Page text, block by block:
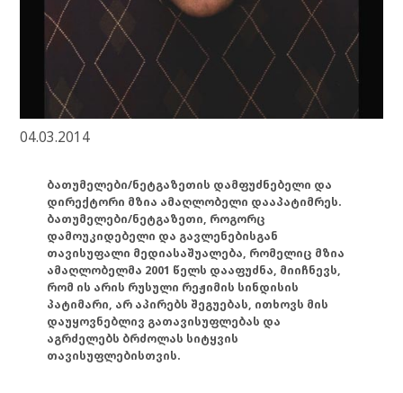
04.03.2014
ბათუმელები/ნეტგაზეთის დამფუძნებელი და
დირექტორი მზია ამაღლობელი დააპატიმრეს.
ბათუმელები/ნეტგაზეთი, როგორც
დამოუკიდებელი და გავლენებისგან
თავისუფალი მედიასაშუალება, რომელიც მზია
ამაღლობელმა 2001 წელს დააფუძნა, მიიჩნევს,
რომ ის არის რუსული რეჟიმის სინდისის
პატიმარი, არ აპირებს შეგუებას, ითხოვს მის
დაუყოვნებლივ გათავისუფლებას და
აგრძელებს ბრძოლას სიტყვის
თავისუფლებისთვის.